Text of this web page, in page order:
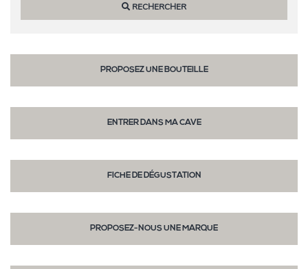
RECHERCHER
PROPOSEZ UNE BOUTEILLE
ENTRER DANS MA CAVE
FICHE DE DÉGUSTATION
PROPOSEZ-NOUS UNE MARQUE